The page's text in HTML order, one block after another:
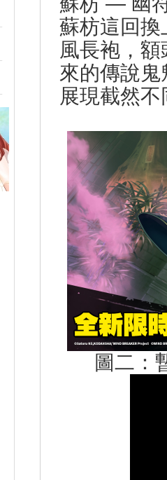
蘇枋這回
風長袍，
來的傳說
展現截然
圖二：